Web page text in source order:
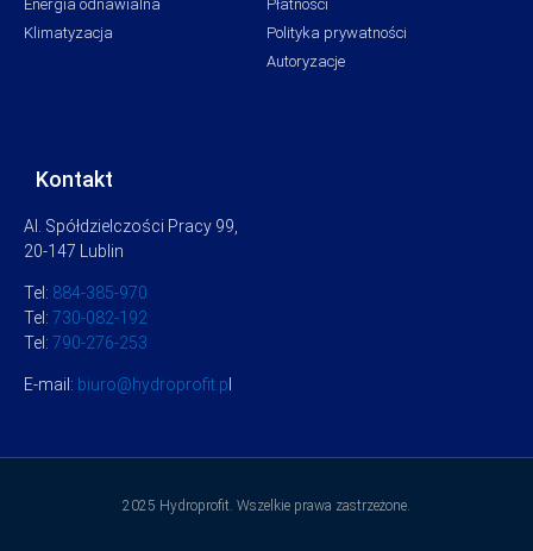
Energia odnawialna
Klimatyzacja
Płatności
Polityka prywatności
Autoryzacje
Kontakt
Al. Spółdzielczości Pracy 99,
20-147 Lublin
Tel: 884-385-970
Tel: 730-082-192
Tel: 790-276-253
E-mail: biuro@hydroprofit.p
2025 Hydroprofit. Wszelkie prawa zastrzeżone.